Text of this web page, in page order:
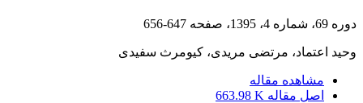
دوره 69، شماره 4، 1395، صفحه 647-656
وحید اعتماد، مرتضی مریدی، کیومرث سفیدی
مشاهده مقاله
اصل مقاله 663.98 K